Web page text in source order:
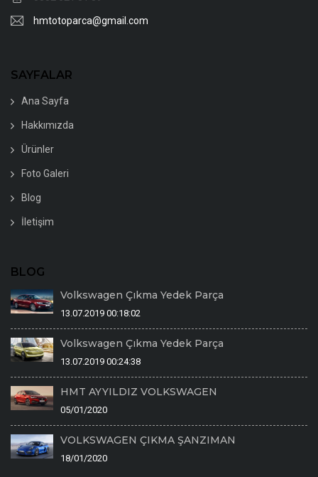
hmtotoparca@gmail.com
SAYFALAR
Ana Sayfa
Hakkımızda
Ürünler
Foto Galeri
Blog
İletişim
BLOG
Volkswagen Çıkma Yedek Parça
13.07.2019 00:18:02
Volkswagen Çıkma Yedek Parça
13.07.2019 00:24:38
HMT AYYILDIZ VOLKSWAGEN
05/01/2020
VOLKSWAGEN ÇIKMA ŞANZIMAN
18/01/2020